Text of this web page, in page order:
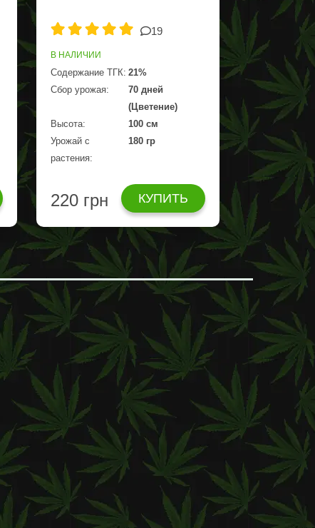
19
В НАЛИЧИИ
Содержание ТГК: 21%
Сбор урожая:
70 дней
(Цветение)
Высота:
100 см
Урожай с
растения:
180 гр
220 грн КУПИТЬ